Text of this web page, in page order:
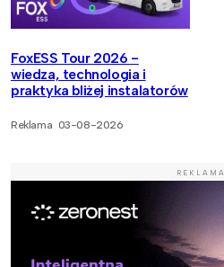
FoxESS Tour 2026 -
wiedza, technologia i
praktyka bliżej instalatorów
Reklama 03-08-2026
REKLAMA